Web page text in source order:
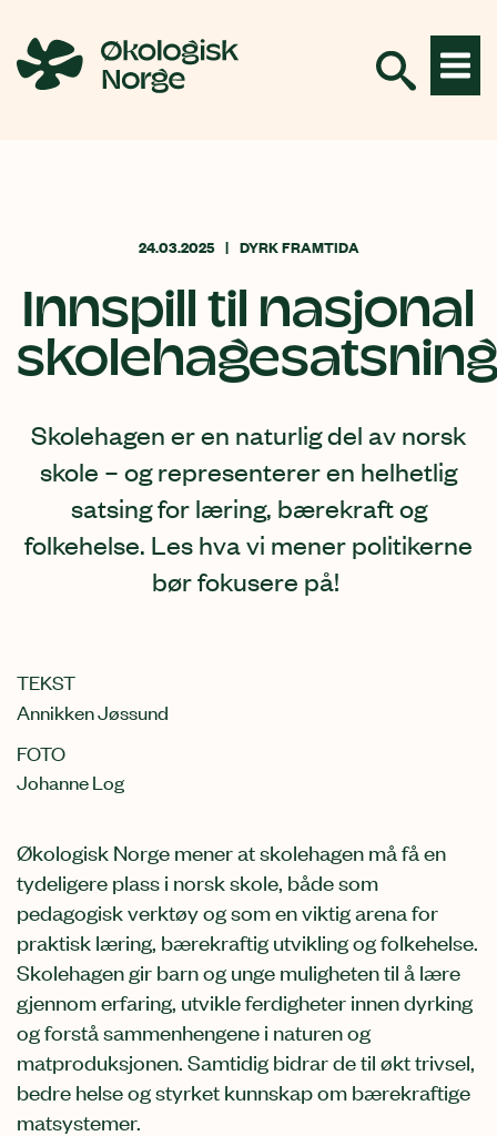
innhold
24.03.2025 DYRK FRAMTIDA
Innspill til nasjonal
Skolehagen er en naturlig del av norsk
skole – og representerer en helhetlig
satsing for læring, bærekraft og
folkehelse. Les hva vi mener politikerne
bør fokusere på!
TEKST
Annikken Jøssund
FOTO
Johanne Log
Økologisk Norge mener at skolehagen må få en
tydeligere plass i norsk skole, både som
pedagogisk verktøy og som en viktig arena for
praktisk læring, bærekraftig utvikling og folkehelse.
Skolehagen gir barn og unge muligheten til å lære
gjennom erfaring, utvikle ferdigheter innen dyrking
og forstå sammenhengene i naturen og
matproduksjonen. Samtidig bidrar de til økt trivsel,
bedre helse og styrket kunnskap om bærekraftige
matsystemer.